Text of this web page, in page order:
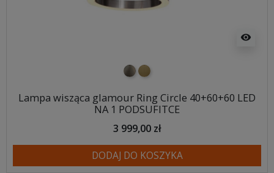
visibility
nikiel szczotkowany
mosiądz szczotkowany
Lampa wisząca glamour Ring Circle 40+60+60 LED
NA 1 PODSUFITCE
3 999,00 zł
DODAJ DO KOSZYKA